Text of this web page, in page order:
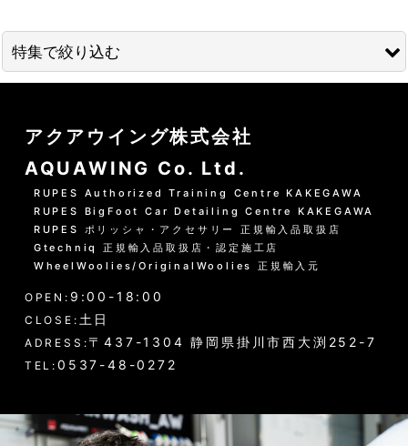
並び順 :
特集で絞り込む
水洗いの方法
グリーンシャンプー洗車の方法
PHリフレッシュシャンプー洗車
黒い筋状の水垢・古い保護層
ホイール・タイヤの洗浄
エンジンルーム・タイヤハウスなど
ドア・トランクの内側（インナー）の洗浄
アクアウイング株式会社
AQUAWING Co. Ltd.
RUPES Authorized Training Centre KAKEGAWA
RUPES BigFoot Car Detailing Centre KAKEGAWA
RUPES ポリッシャ・アクセサリー 正規輸入品取扱店
Gtechniq 正規輸入品取扱店・認定施工店
WheelWoolies/OriginalWoolies 正規輸入元
OPEN: 9:00-18:00
CLOSE: 土日
ADRESS: 〒437-1304 静岡県掛川市西大渕252-7
TEL: 0537-48-0272